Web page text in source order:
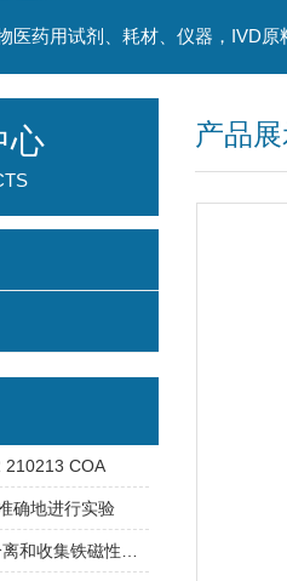
医药用试剂、耗材、仪器，IVD原
产品
心
210213 COA
确地进行实验